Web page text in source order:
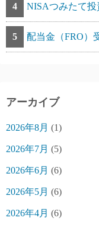
4 NISAつみたて投
5 配当金（FRO）
アーカイブ
2026年8月 (1)
2026年7月 (5)
2026年6月 (6)
2026年5月 (6)
2026年4月 (6)